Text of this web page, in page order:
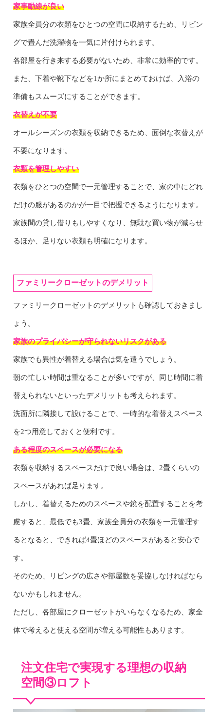
家事動線が良い
家族全員分の衣類をひとつの空間に収納するため、リビン
グで畳んだ洗濯物を一気に片付けられます。
各部屋を行き来する必要がないため、非常に効率的です。
また、下着や靴下などを1か所にまとめておけば、入浴の
準備もスムーズにすることができます。
衣替えが不要
オールシーズンの衣類を収納できるため、面倒な衣替えが
不要になります。
衣類を管理しやすい
衣類をひとつの空間で一元管理することで、家の中にどれ
だけの服があるのかが一目で把握できるようになります。
家族間の貸し借りもしやすくなり、無駄な買い物が減らせ
るほか、足りない衣類も明確になります。
ファミリークローゼットのデメリット
ファミリークローゼットのデメリットも確認しておきまし
ょう。
家族のプライバシーが守られないリスクがある
家族でも異性が着替える場合は気を遣うでしょう。
朝の忙しい時間は重なることが多いですが、同じ時間に着
替えられないといったデメリットも考えられます。
洗面所に隣接して設けることで、一時的な着替えスペース
を2つ用意しておくと便利です。
ある程度のスペースが必要になる
衣類を収納するスペースだけで良い場合は、2畳くらいの
スペースがあれば足ります。
しかし、着替えるためのスペースや鏡を配置することを考
慮すると、最低でも3畳、家族全員分の衣類を一元管理す
るとなると、できれば4畳ほどのスペースがあると安心で
す。
そのため、リビングの広さや部屋数を妥協しなければなら
ないかもしれません。
ただし、各部屋にクローゼットがいらなくなるため、家全
体で考えると使える空間が増える可能性もあります。
注文住宅で実現する理想の収納
空間③ロフト